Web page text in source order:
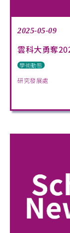
2025-05-09
雲科大勇奪
學術動態
研究發展處